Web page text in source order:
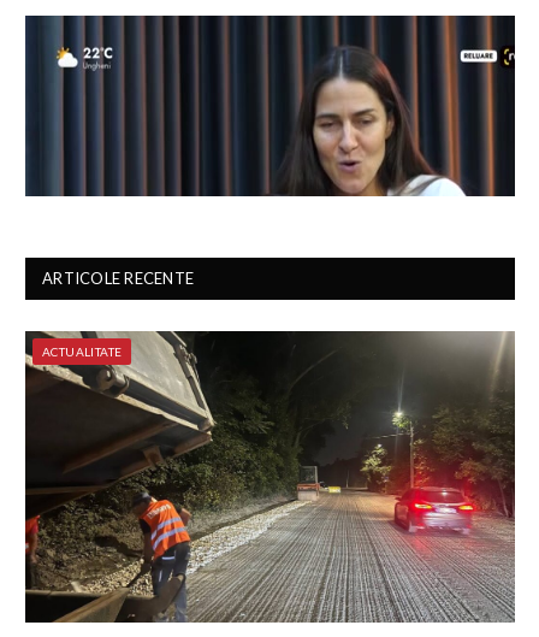
ARTICOLE RECENTE
ACTUALITATE